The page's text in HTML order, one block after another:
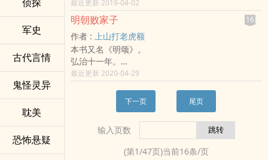
军史
古代言情
鬼怪灵异
耽美
恐怖悬疑
转至辽东。没落贵族之后李成梁打蒙古、灭女真，
成为一代枭雄，却养虎为患，努尔哈赤借机兴起，
统一后金。为抗金、守城、夺失地，在帝师孙承宗
的带领下，袁崇焕从一介文人成长为边疆大将，坚
守孤城，最终击败努尔哈赤。
方唱罢我登场。三人都是实干家，为中兴朝廷呕心
沥血；同样又都是阴谋家，铲除异己心狠手辣。而
这两点又均以张居正为最：一条鞭法和考成法的改
革措施遗惠万民、泽及百代；顺我者昌，逆我者
死，虽杀门生亦不眨眼。第二部分是外战，亦即援
朝抗日战争。从庙算到外交，从战争到和平，帷幄
运筹神鬼莫测、惊心动魄。战争场面波澜壮阔、杀
雄人物，如“不世出之英雄”李如松，临危受命、甘当
大任的朝鲜名将李舜臣，誓死不退、以身殉国的老
将邓子龙等。本册内争部分写尽尔虞我诈，波谲云
诡，读来毛骨悚然；外战部分极言金戈铁马，荡气
回肠，让你如临其境。
最近更新 2019-04-02
明朝败家子 16
作者 : 上山打老虎额
本书又名《明颂》。
弘治十一年。
这是一个美好的清晨。
此时朱厚照初成年。
此时王守仁和唐伯虎磨刀霍霍，预备科举。
此时小冰河期已经来临，绵长的严寒肆虐着大地。
此时在南和伯府里，地主家的傻儿子，南和伯的嫡
传继承人方继藩……开始了他没羞没躁的败家人生。
最近更新 2020-04-29
下一页 尾页
输入页数
(第1/47页)当前16条/页